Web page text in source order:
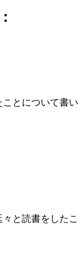
とについて書い
と読書をしたこ